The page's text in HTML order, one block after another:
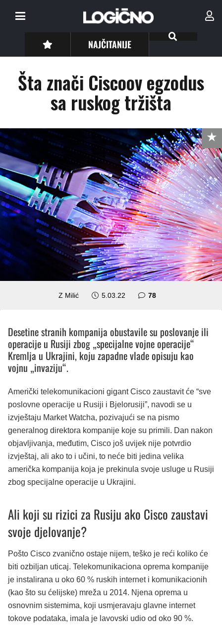
NAJČITANIJE
Šta znači Ciscoov egzodus
sa ruskog tržišta
Z Milić 5.03.22 78komentara
Desetine stranih kompanija obustavile su poslovanje ili
operacije u Rusiji zbog „specijalne vojne operacije“
Kremlja u Ukrajini, koju zapadne vlade opisuju kao
vojnu „invaziju“.
Američki telekomunikacioni gigant Cisco zaustavit će “sve
poslovne operacije u Rusiji i Bjelorusiji”, navodi se u
izvještaju Market Watcha, pozivajući se na pismo
generalnog direktora kompanije koje su primili. Dan nakon
objavljivanja, međutim, Cisco još uvijek nije potvrdio
izvještaj, ali ako to i učini, to neće biti jedina velika
američka kompanija koja je prekinula svoje usluge u Rusiji
zbog specijalne operacije u Ukrajini.
Ali koji su rizici za Rusiju ako Cisco zaustavi
svoje djelovanje?
Pošto Cisco zvanično ostaje nijem, teško je reći koliko će
biti ozbiljan uticaj. Telekomunikaciona oprema kompanije
je instalirana u oko 60 % ruskih internet i komunikacionih
(kao što su ćelijske) mreža u 2014. Njena oprema u
osnovnim sistemima, koji usmjeravaju glavne internet
tokove podataka, imala je lavovski udio od oko 90 %.